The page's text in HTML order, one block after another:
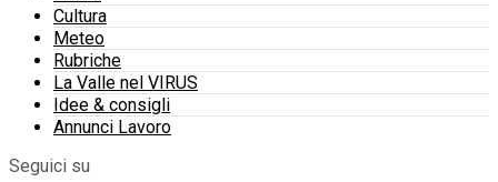
Cultura
Meteo
Rubriche
La Valle nel VIRUS
Idee & consigli
Annunci Lavoro
Seguici su